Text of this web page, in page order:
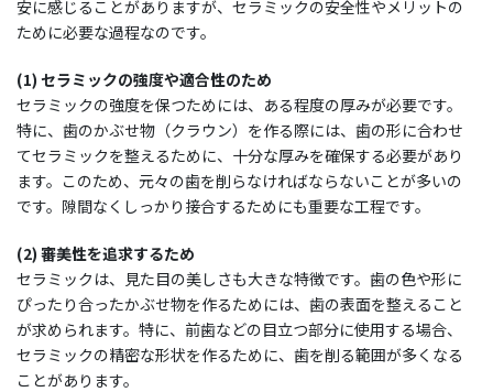
安に感じることがありますが、セラミックの安全性やメリットの
ために必要な過程なのです。
(1) セラミックの強度や適合性のため
セラミックの強度を保つためには、ある程度の厚みが必要です。
特に、歯のかぶせ物（クラウン）を作る際には、歯の形に合わせ
てセラミックを整えるために、十分な厚みを確保する必要があり
ます。このため、元々の歯を削らなければならないことが多いの
です。隙間なくしっかり接合するためにも重要な工程です。
(2) 審美性を追求するため
セラミックは、見た目の美しさも大きな特徴です。歯の色や形に
ぴったり合ったかぶせ物を作るためには、歯の表面を整えること
が求められます。特に、前歯などの目立つ部分に使用する場合、
セラミックの精密な形状を作るために、歯を削る範囲が多くなる
ことがあります。